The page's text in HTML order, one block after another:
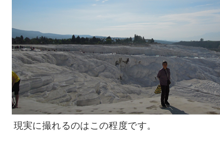
現実に撮れるのはこの程度です。